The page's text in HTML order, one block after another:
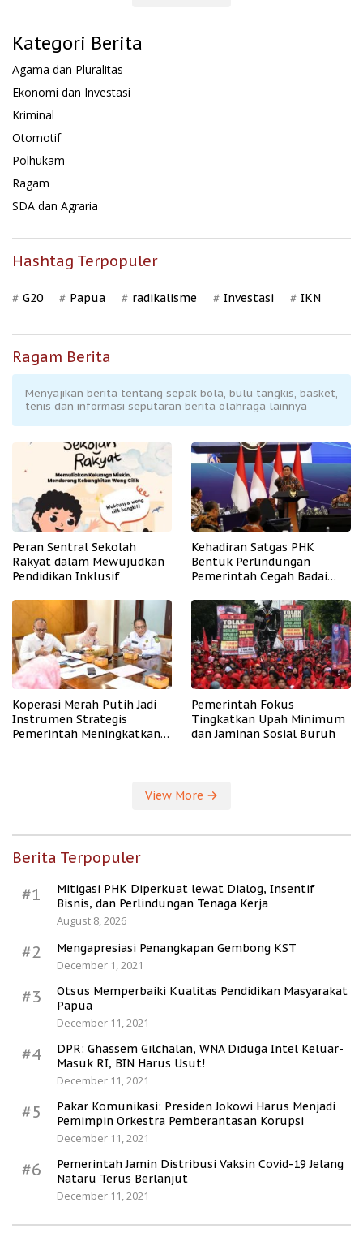
Kategori Berita
Agama dan Pluralitas
Ekonomi dan Investasi
Kriminal
Otomotif
Polhukam
Ragam
SDA dan Agraria
Hashtag Terpopuler
G20 Papua radikalisme Investasi IKN
Ragam Berita
Menyajikan berita tentang sepak bola, bulu tangkis, basket,
tenis dan informasi seputaran berita olahraga lainnya
Peran Sentral Sekolah
Rakyat dalam Mewujudkan
Pendidikan Inklusif
Kehadiran Satgas PHK
Bentuk Perlindungan
Pemerintah Cegah Badai
Koperasi Merah Putih Jadi
Instrumen Strategis
Pemerintah Meningkatkan
Pemerintah Fokus
Tingkatkan Upah Minimum
dan Jaminan Sosial Buruh
View More
Berita Terpopuler
#1
Mitigasi PHK Diperkuat lewat Dialog, Insentif
Bisnis, dan Perlindungan Tenaga Kerja
August 8, 2026
#2
Mengapresiasi Penangkapan Gembong KST
December 1, 2021
#3
Otsus Memperbaiki Kualitas Pendidikan Masyarakat
Papua
December 11, 2021
#4
DPR: Ghassem Gilchalan, WNA Diduga Intel Keluar-
Masuk RI, BIN Harus Usut!
December 11, 2021
#5
Pakar Komunikasi: Presiden Jokowi Harus Menjadi
Pemimpin Orkestra Pemberantasan Korupsi
December 11, 2021
#6
Pemerintah Jamin Distribusi Vaksin Covid-19 Jelang
Nataru Terus Berlanjut
December 11, 2021